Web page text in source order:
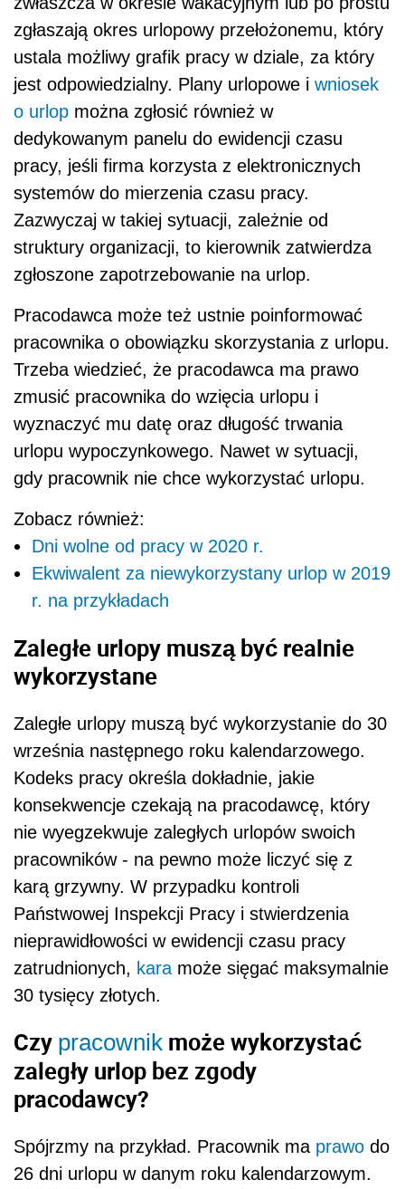
zgłaszają okres urlopowy przełożonemu, który
ustala możliwy grafik pracy w dziale, za który
jest odpowiedzialny. Plany urlopowe i wniosek
o urlop można zgłosić również w
dedykowanym panelu do ewidencji czasu
pracy, jeśli firma korzysta z elektronicznych
systemów do mierzenia czasu pracy.
Zazwyczaj w takiej sytuacji, zależnie od
struktury organizacji, to kierownik zatwierdza
zgłoszone zapotrzebowanie na urlop.
Pracodawca może też ustnie poinformować
pracownika o obowiązku skorzystania z urlopu.
Trzeba wiedzieć, że pracodawca ma prawo
zmusić pracownika do wzięcia urlopu i
wyznaczyć mu datę oraz długość trwania
urlopu wypoczynkowego. Nawet w sytuacji,
gdy pracownik nie chce wykorzystać urlopu.
Zobacz również:
Dni wolne od pracy w 2020 r.
Ekwiwalent za niewykorzystany urlop w 2019
r. na przykładach
Zaległe urlopy muszą być realnie
wykorzystane
Zaległe urlopy muszą być wykorzystanie do 30
września następnego roku kalendarzowego.
Kodeks pracy określa dokładnie, jakie
konsekwencje czekają na pracodawcę, który
nie wyegzekwuje zaległych urlopów swoich
pracowników - na pewno może liczyć się z
karą grzywny. W przypadku kontroli
Państwowej Inspekcji Pracy i stwierdzenia
nieprawidłowości w ewidencji czasu pracy
zatrudnionych, kara może sięgać maksymalnie
30 tysięcy złotych.
Czy pracownik może wykorzystać
zaległy urlop bez zgody
pracodawcy?
Spójrzmy na przykład. Pracownik ma prawo do
26 dni urlopu w danym roku kalendarzowym.